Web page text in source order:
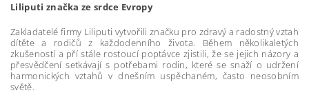
Liliputi značka ze srdce Evropy
Zakladatelé firmy Liliputi vytvořili značku pro zdravý a radostný vztah
dítěte a rodičů z každodenního života. Během několikaletých
zkušeností a pří stále rostoucí poptávce zjistili, že se jejich názory a
přesvědčení setkávají s potřebami rodin, které se snaží o udržení
harmonických vztahů v dnešním uspěchaném, často neosobním
světě.